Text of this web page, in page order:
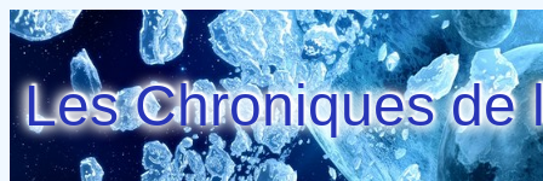
Les Chroniques de